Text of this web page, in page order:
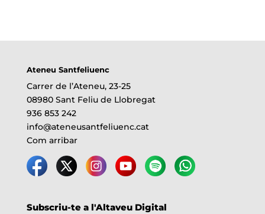
Ateneu Santfeliuenc
Carrer de l’Ateneu, 23-25
08980 Sant Feliu de Llobregat
936 853 242
info@ateneusantfeliuenc.cat
Com arribar
Subscriu-te a l'Altaveu Digital